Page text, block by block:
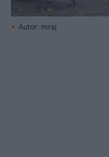
Autor: mraj